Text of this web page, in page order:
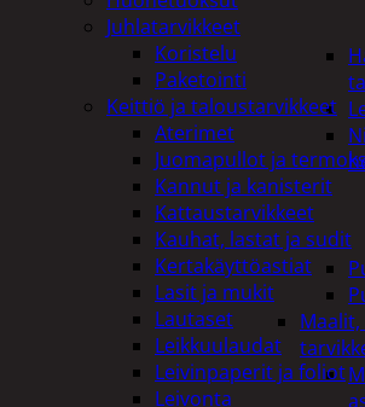
Juhlatarvikkeet
Koristelu
Paketointi
Keittiö ja taloustarvikkeet
Aterimet
Juomapullot ja
Kannut ja kanisterit
Kattaustarvikkeet
Kauhat, lastat ja sudit
Kertakäyttöastiat
Lasit ja mukit
Lautaset
Leikkuulaudat
Leivinpaperit ja foliot
Leivonta